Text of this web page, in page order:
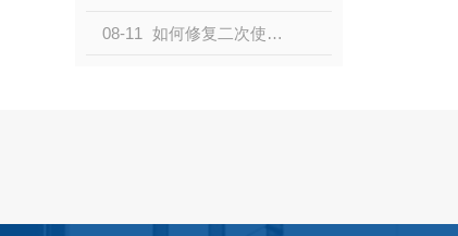
08-11 如何修复二次使用的成都钢板桩？